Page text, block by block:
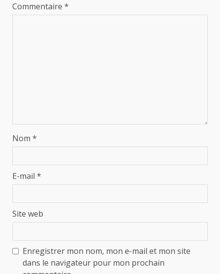
Commentaire *
Nom *
E-mail *
Site web
Enregistrer mon nom, mon e-mail et mon site
dans le navigateur pour mon prochain